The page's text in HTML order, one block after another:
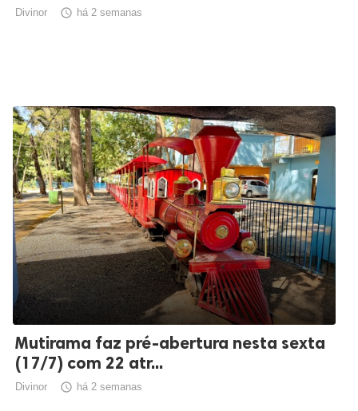
Divinor  há 2 semanas
Mutirama faz pré-abertura nesta sexta
(17/7) com 22 atr...
Divinor  há 2 semanas